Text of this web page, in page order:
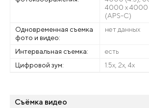
4000 x 4000
(APS-C)
Одновременная съемка
фото и видео:
нет данных
Интервальная съемка:
есть
Цифровой зум:
1.5х, 2х, 4х
Съёмка видео